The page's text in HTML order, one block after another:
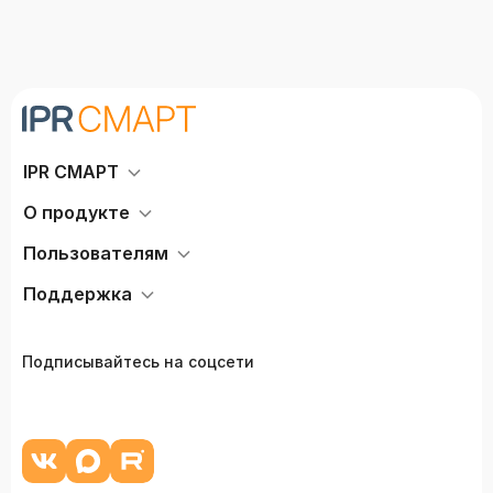
IPR СМАРТ
О продукте
Пользователям
Поддержка
Подписывайтесь на соцсети